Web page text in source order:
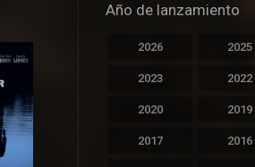
Año de lanzamiento
2026 2025
2023 2022
2020 2019
2017 2016